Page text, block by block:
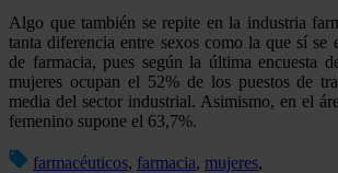
Algo que también se repite en la industria
tanta diferencia entre sexos como la que sí se
de farmacia, pues según la última encuesta
mujeres ocupan el 52% de los puestos de
media del sector industrial. Asimismo, en el
femenino supone el 63,7%.
farmacéuticos, farmacia, mujeres,